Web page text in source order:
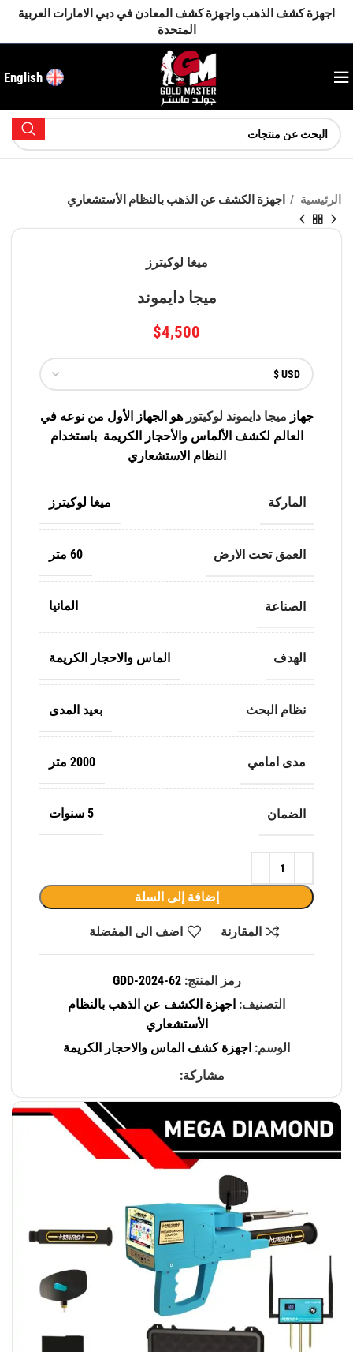
اجهزة كشف الذهب واجهزة كشف المعادن في دبي الامارات العربية
المتحدة
English
الرئيسية اجهزة الكشف عن الذهب بالنظام الأستشعاري
ميغا لوكيترز
ميجا دايموند
$4,500
جهاز ميجا دايموند لوكيتور هو الجهاز الأول من نوعه في
العالم لكشف الألماس والأحجار الكريمة باستخدام
النظام الاستشعاري
الماركة ميغا لوكيترز
العمق تحت الارض 60 متر
الصناعة المانيا
الهدف الماس والاحجار الكريمة
نظام البحث بعيد المدى
مدى امامي 2000 متر
الضمان 5 سنوات
إضافة إلى السلة
المقارنة اضف الى المفضلة
رمز المنتج:GDD-2024-62
التصنيف: اجهزة الكشف عن الذهب بالنظام
الأستشعاري
الوسم: اجهزة كشف الماس والاحجار الكريمة
مشاركة: